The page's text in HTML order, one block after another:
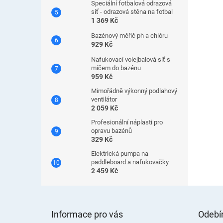
Speciální fotbalová odrazová
síť - odrazová stěna na fotbal
1 369 Kč
Bazénový měřič ph a chlóru
929 Kč
Nafukovací volejbalová síť s
míčem do bazénu
959 Kč
Mimořádně výkonný podlahový
ventilátor
2 059 Kč
Profesionální náplasti pro
opravu bazénů
329 Kč
Elektrická pumpa na
paddleboard a nafukovačky
2 459 Kč
Informace pro vás